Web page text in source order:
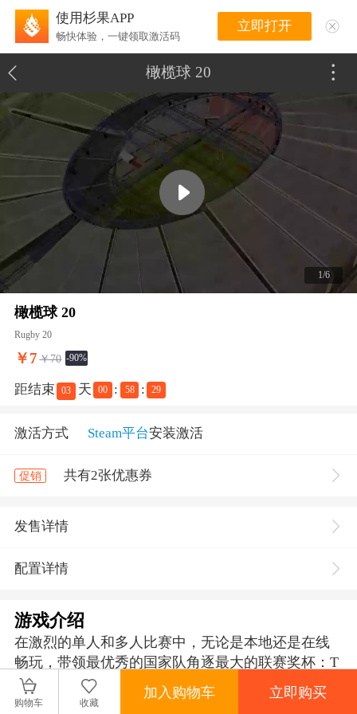
使用杉果APP
畅快体验，一键领取激活码
立即打开
橄榄球 20
1/6
橄榄球 20
Rugby 20
￥7 ￥70 -90%
距结束 03 天 00 : 58 : 29
激活方式 Steam平台安装激活
促销 共有2张优惠券
发售详情
配置详情
游戏介绍
在激烈的单人和多人比赛中，无论是本地还是在线
畅玩，带领最优秀的国家队角逐最大的联赛奖杯：T
op 14联赛、Pro D2联赛、英格兰橄榄球超级联赛以
及Pro 14联赛。
购物车 收藏
加入购物车 立即购买